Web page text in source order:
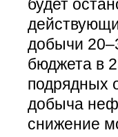
будет
добычи
бюджета в
подрядных
добыча
снижение